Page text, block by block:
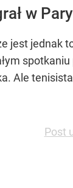
w
jest jednak
Ale
Post